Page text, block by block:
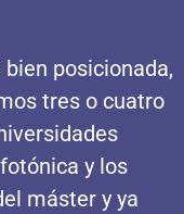
posicionada,
tres o cuatro
y los
máster y ya